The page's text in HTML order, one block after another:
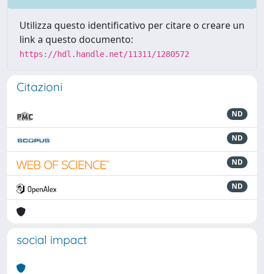
Utilizza questo identificativo per citare o creare un
link a questo documento:
https://hdl.handle.net/11311/1280572
Citazioni
ND
ND
ND
ND
social impact